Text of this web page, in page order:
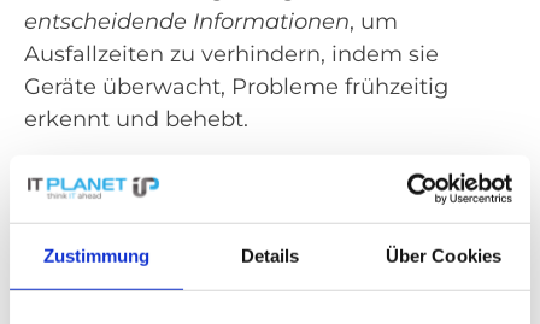
Zustimmung Details Über Cookies
entscheidende Informationen, um
Ausfallzeiten zu verhindern, indem sie
Geräte überwacht, Probleme frühzeitig
erkennt und behebt.
Electrical Power Monitoring System
Maximieren Sie die Betriebszeitund